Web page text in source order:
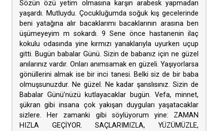
Sözün özü yetim olmasına karşın arabesk yapmadan
yaşardı. Mutluydu. Çocukluğumda soğuk kış gecelerinde
beni yatağına alır bacaklarımı bacaklarının arasına ben
üşümeyeyim m sokardı. 9 Sene önce hastanenin ilaç
kokulu odasında yine kırmızı yanaklarıyla uyurken uçup
gitti. Bugün babalar Günü. Sizin de babanız için ne güzel
anılarınız vardır. Onları anımsamak en güzeli. Yaşıyorlarsa
gönüllerini almak ise bir inci tanesi. Belki siz de bir baba
olmuşsunuzdur. Ne güzel. Ne kadar şanslısınız. Sizin de
Babalar Günü’nüzü kutlayacaklar bugün. Vefa, minnet,
şükran gibi insana çok yakışan duyguları yaşatacaklar
sizlere. Her zamanki gibi söylüyorum yine: ZAMAN
HIZLA GEÇİYOR. SAÇLARIMIZLA, YÜZÜMÜZLE,